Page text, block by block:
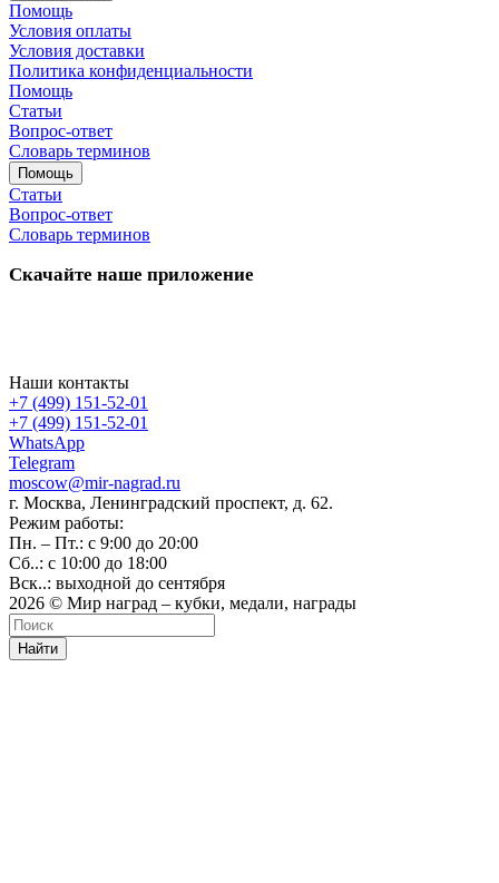
Помощь
Условия оплаты
Условия доставки
Политика конфиденциальности
Помощь
Статьи
Вопрос-ответ
Словарь терминов
Помощь
Статьи
Вопрос-ответ
Словарь терминов
Скачайте наше приложение
Наши контакты
+7 (499) 151-52-01
+7 (499) 151-52-01
WhatsApp
Telegram
moscow@mir-nagrad.ru
г. Москва, Ленинградский проспект, д. 62.
Режим работы:
Пн. – Пт.: с 9:00 до 20:00
Сб..: с 10:00 до 18:00
Вск..: выходной до сентября
2026 © Мир наград – кубки, медали, награды
Найти